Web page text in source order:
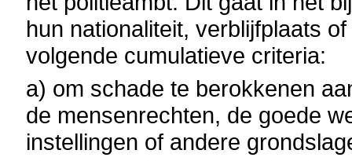
hun nationaliteit, verblijfplaats
volgende cumulatieve criteria:
a) om schade te berokkenen
de mensenrechten, de goede
instellingen of andere